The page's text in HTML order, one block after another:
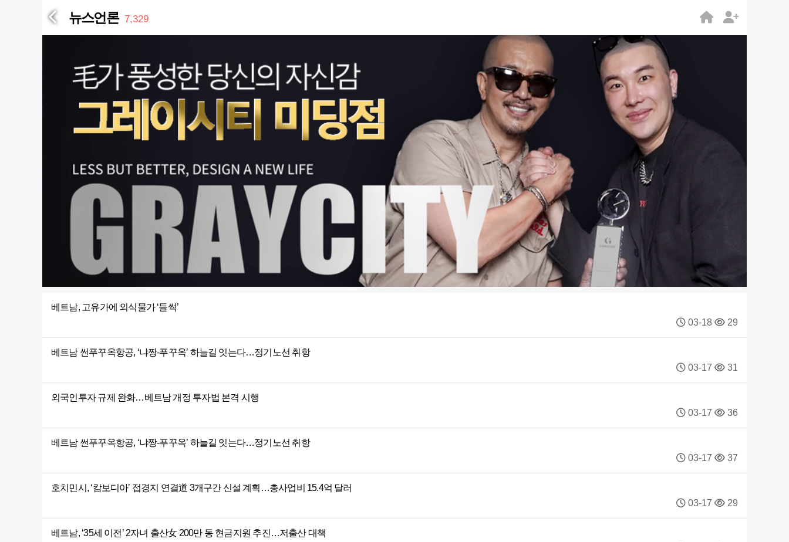
뉴스언론 7,329
베트남, 고유가에 외식물가 ‘들썩’
03-18
29
베트남 썬푸꾸옥항공, ‘냐짱-푸꾸옥’ 하늘길 잇는다…정기노선 취항
03-17
31
외국인투자 규제 완화…베트남 개정 투자법 본격 시행
03-17
36
베트남 썬푸꾸옥항공, ‘냐짱-푸꾸옥’ 하늘길 잇는다…정기노선 취항
03-17
37
호치민시, ‘캄보디아’ 접경지 연결道 3개구간 신설 계획…총사업비 15.4억 달러
03-17
29
베트남, ‘35세 이전’ 2자녀 출산女 200만 동 현금지원 추진…저출산 대책